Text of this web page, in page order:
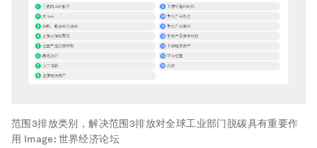
范围3排放类别，解决范围3排放对全球工业部门脱碳具有重要作
用 Image: 世界经济论坛